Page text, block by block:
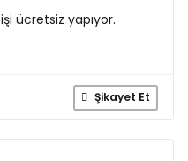
ücretsiz yapıyor.
Şikayet Et